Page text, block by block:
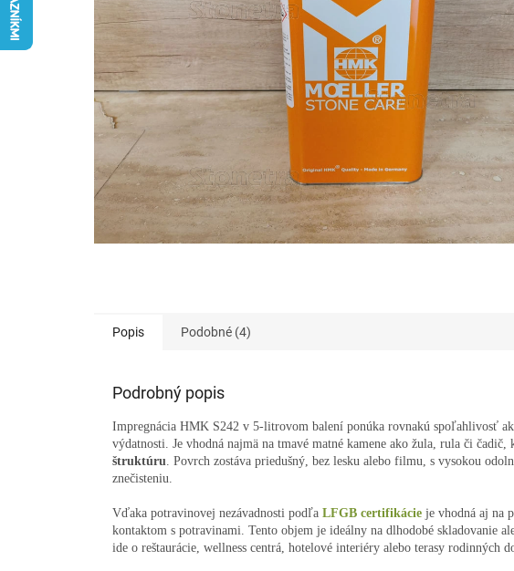
Popis Podobné (4)
Podrobný popis
Impregnácia HMK S242 v 5-litrovom balení ponúka rovnakú spoľahlivosť
výdatnosti. Je vhodná najmä na tmavé matné kamene ako žula, rula či čadič,
štruktúru. Povrch zostáva priedušný, bez lesku alebo filmu, s vysokou
znečisteniu.
Vďaka potravinovej nezávadnosti podľa LFGB certifikácie je vhodná aj na
kontaktom s potravinami. Tento objem je ideálny na dlhodobé skladovanie
ide o reštaurácie, wellness centrá, hotelové interiéry alebo terasy rodinných